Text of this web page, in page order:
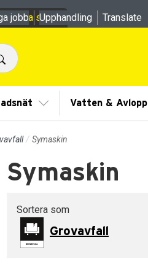
Mina sidor
undermenyVisa/Göm undermeny
Vatten & Avlopp
jobb Upphandling Translate
Symaskin
undermeny
undermeny
undermeny
Symaskin
Sortera som
Grovavfall